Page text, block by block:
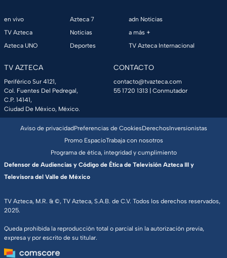
en vivo
TV Azteca
Azteca UNO
Azteca 7
Noticias
Deportes
adn Noticias
a más +
TV Azteca Internacional
TV AZTECA
Periférico Sur 4121,
Col. Fuentes Del Pedregal,
C.P. 14141,
Ciudad De México, México.
CONTACTO
contacto@tvazteca.com
55 1720 1313 | Conmutador
TV Azteca, M.R. & ©, TV Azteca, S.A.B. de C.V. Todos los derechos reservados,
2025.
Queda prohibida la reproducción total o parcial sin la autorización previa,
expresa y por escrito de su titular.
Aviso de privacidadPreferencias de CookiesDerechosInversionistas
Promo EspacioTrabaja con nosotros
Programa de ética, integridad y cumplimiento
Defensor de Audiencias y Código de Ética de Televisión Azteca III y
Televisora del Valle de México